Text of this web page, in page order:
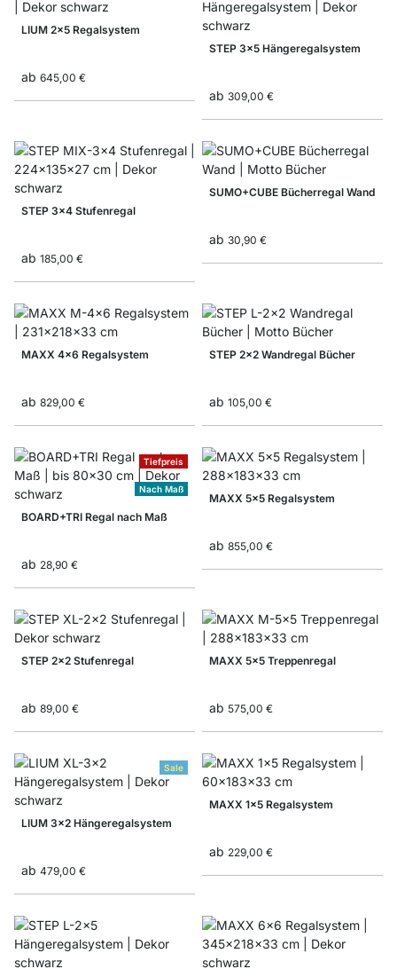
LIUM 2x5 Regalsystem
ab 645,00 €
STEP 3x5 Hängeregalsystem
ab 309,00 €
STEP 3x4 Stufenregal
ab 185,00 €
SUMO+CUBE Bücherregal Wand
ab 30,90 €
MAXX 4x6 Regalsystem
ab 829,00 €
STEP 2x2 Wandregal Bücher
ab 105,00 €
Tiefpreis
Nach Maß
BOARD+TRI Regal nach Maß
ab 28,90 €
MAXX 5x5 Regalsystem
ab 855,00 €
STEP 2x2 Stufenregal
ab 89,00 €
MAXX 5x5 Treppenregal
ab 575,00 €
Sale
LIUM 3x2 Hängeregalsystem
ab 479,00 €
MAXX 1x5 Regalsystem
ab 229,00 €